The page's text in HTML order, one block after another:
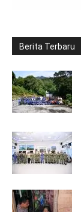
Berita Terbaru